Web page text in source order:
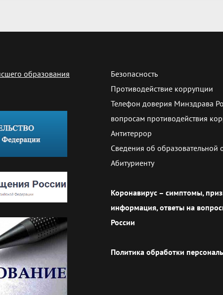
образования
Безопасность
Противодействие коррупции
Телефон доверия Минздрава
вопросам противодействия
Антитеррор
Сведения об образовательной
Абитуриенту
Коронавирус – симптомы,
информация, ответы на
России
Политика обработки